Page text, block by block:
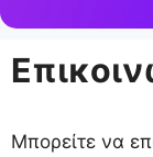
Μπορείτε να